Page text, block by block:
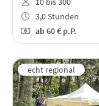
3,0 Stunden
ab60 € p.P.